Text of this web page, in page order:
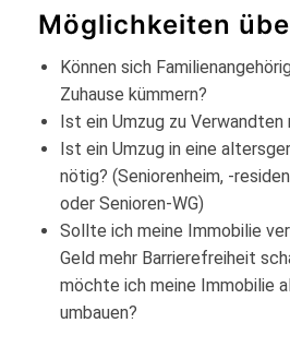
Möglichkeiten
Können sich
Zuhause kümmern?
Ist ein Umzug zu Verwandten
Ist ein Umzug in eine
nötig? (Seniorenheim, -
oder Senioren-WG)
Sollte ich meine Immobilie
Geld mehr Barrierefreiheit
möchte ich meine Immobilie
umbauen?